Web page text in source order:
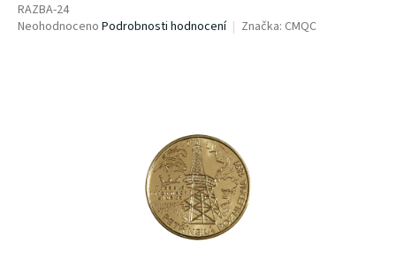
RAZBA-24
Průměrné
Neohodnoceno Podrobnosti hodnocení Značka: CMQC